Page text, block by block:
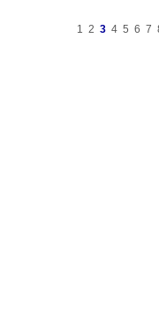
1 2 3 4 5 6 7